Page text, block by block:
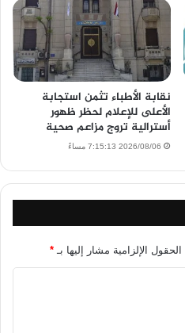
نقابة الأطباء تثمن استجابة
الأعلى للإعلام لحظر ظهور
أسترالية تروج مزاعم صحية
2026/08/06 7:15:13 مساءً
الحقول الإلزامية مشار إليها بـ *